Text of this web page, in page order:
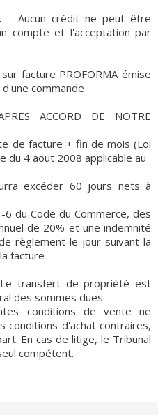
– Aucun crédit ne peut être
compte et l'acceptation par
facture PROFORMA émise
commande
ACCORD DE NOTRE
de facture + fin de mois (Loi
du 4 aout 2008 applicable au
excéder 60 jours nets à
du Code du Commerce, des
de 20% et une indemnité
règlement le jour suivant la
facture
transfert de propriété est
des sommes dues.
conditions de vente ne
conditions d'achat contraires,
En cas de litige, le Tribunal
compétent.